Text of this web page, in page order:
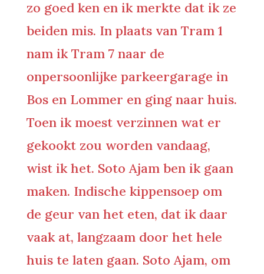
zo goed ken en ik merkte dat ik ze
beiden mis. In plaats van Tram 1
nam ik Tram 7 naar de
onpersoonlijke parkeergarage in
Bos en Lommer en ging naar huis.
Toen ik moest verzinnen wat er
gekookt zou worden vandaag,
wist ik het. Soto Ajam ben ik gaan
maken. Indische kippensoep om
de geur van het eten, dat ik daar
vaak at, langzaam door het hele
huis te laten gaan. Soto Ajam, om